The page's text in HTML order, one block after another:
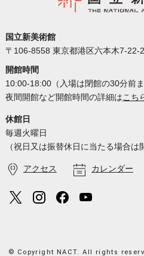
国立新美術館
〒106-8558 東京都港区六本木7-22-2
開館時間
10:00-18:00（入場は閉館の30分前ま
夜間開館など開館時間の詳細はこち
休館日
毎週火曜日
（祝日又は振替休日に当たる場合は
アクセス カレンダー
© Copyright NACT. All rights